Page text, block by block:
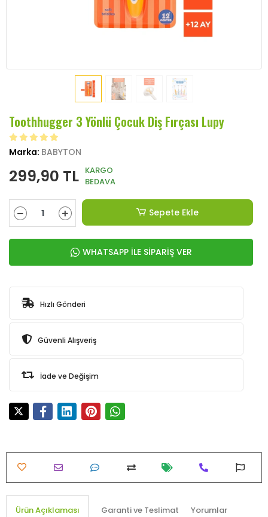
Toothhugger 3 Yönlü Çocuk Diş Fırçası Lupy
Marka: BABYTON
299,90 TL KARGO
BEDAVA
Sepete Ekle
WHATSAPP İLE SİPARİŞ VER
Hızlı Gönderi
Güvenli Alışveriş
İade ve Değişim
Ürün Açıklaması Garanti ve Teslimat Yorumlar